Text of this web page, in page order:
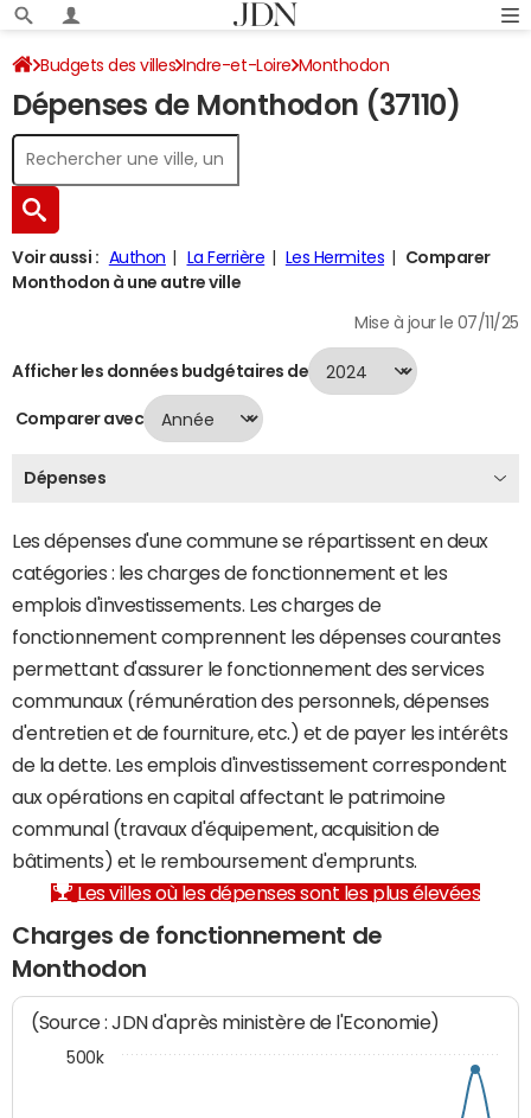
Budgets des villes Indre-et-Loire Monthodon
Dépenses 2024
Dépenses de Monthodon (37110)
Voir aussi : Authon La Ferrière Les Hermites
Comparer
Monthodon à une autre ville
Mise à jour le 07/11/25
Afficher les données budgétaires de
Comparer avec
Dépenses
Les dépenses d'une commune se répartissent en deux
catégories : les charges de fonctionnement et les
emplois d'investissements. Les charges de
fonctionnement comprennent les dépenses courantes
permettant d'assurer le fonctionnement des services
communaux (rémunération des personnels, dépenses
d'entretien et de fourniture, etc.) et de payer les intérêts
de la dette. Les emplois d'investissement correspondent
aux opérations en capital affectant le patrimoine
communal (travaux d'équipement, acquisition de
bâtiments) et le remboursement d'emprunts.
Les villes où les dépenses sont les plus élevées
Charges de fonctionnement de
Monthodon
(Source : JDN d'après ministère de l'Economie)
500k